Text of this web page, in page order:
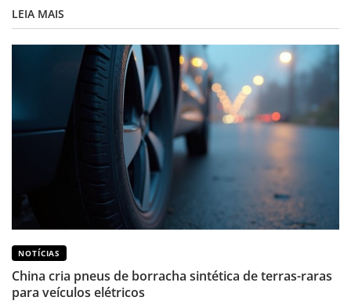
LEIA MAIS
NOTÍCIAS
China cria pneus de borracha sintética de terras-raras
para veículos elétricos